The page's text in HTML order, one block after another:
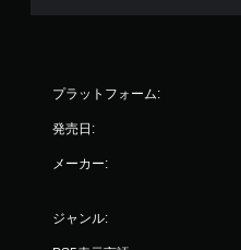
プラットフォーム:
発売日:
メーカー:
ジャンル: